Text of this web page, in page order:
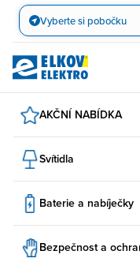
Přejít
obsah
Vyberte si pobočku
AKČNÍ NABÍDKA
Svítidla
Baterie a nabíječky
Bezpečnost a